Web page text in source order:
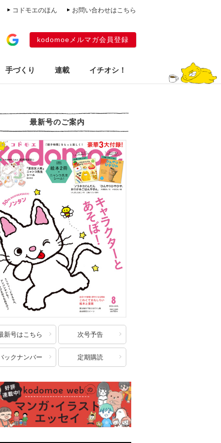
コドモエのほん お問い合わせはこちら
kodomoeメルマガ会員登録
手づくり 連載 イチオシ！
最新号のご案内
新号はこちら 次号予告
ックナンバー 定期購読